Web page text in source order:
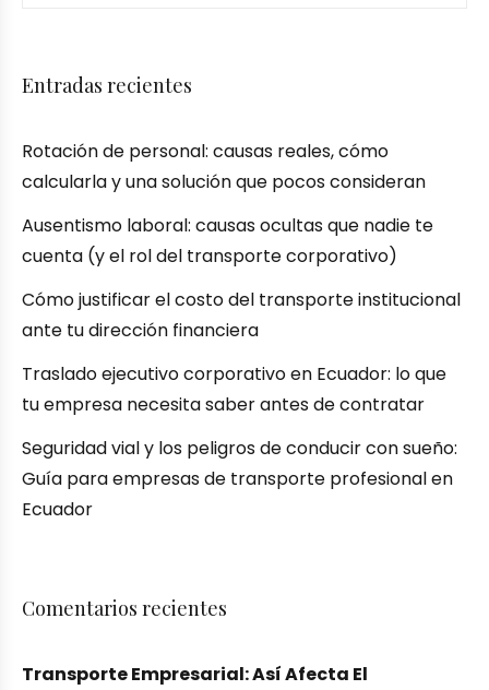
Entradas recientes
Rotación de personal: causas reales, cómo
calcularla y una solución que pocos consideran
Ausentismo laboral: causas ocultas que nadie te
cuenta (y el rol del transporte corporativo)
Cómo justificar el costo del transporte institucional
ante tu dirección financiera
Traslado ejecutivo corporativo en Ecuador: lo que
tu empresa necesita saber antes de contratar
Seguridad vial y los peligros de conducir con sueño:
Guía para empresas de transporte profesional en
Ecuador
Comentarios recientes
Transporte Empresarial: Así Afecta El